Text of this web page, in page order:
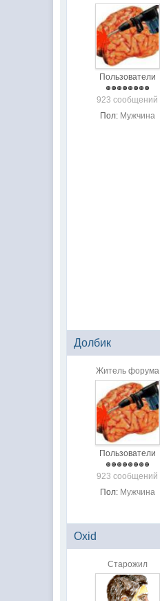
Пользователи
923 сообщений
Пол: Мужчина
Долбик
Житель форума
Пользователи
923 сообщений
Пол: Мужчина
Oxid
Старожил